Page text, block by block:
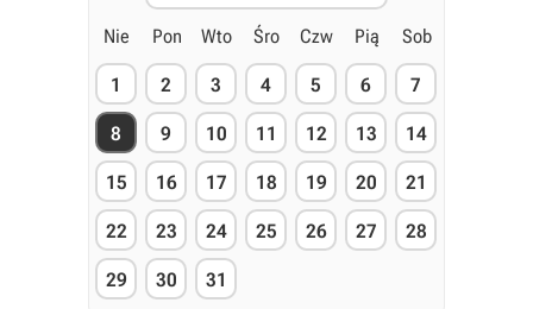
Nie Pon Wto Śro Czw Pią Sob
1 2 3 4 5 6 7
8 9 10 11 12 13 14
15 16 17 18 19 20 21
22 23 24 25 26 27 28
29 30 31